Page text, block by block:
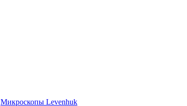
Микроскопы Levenhuk